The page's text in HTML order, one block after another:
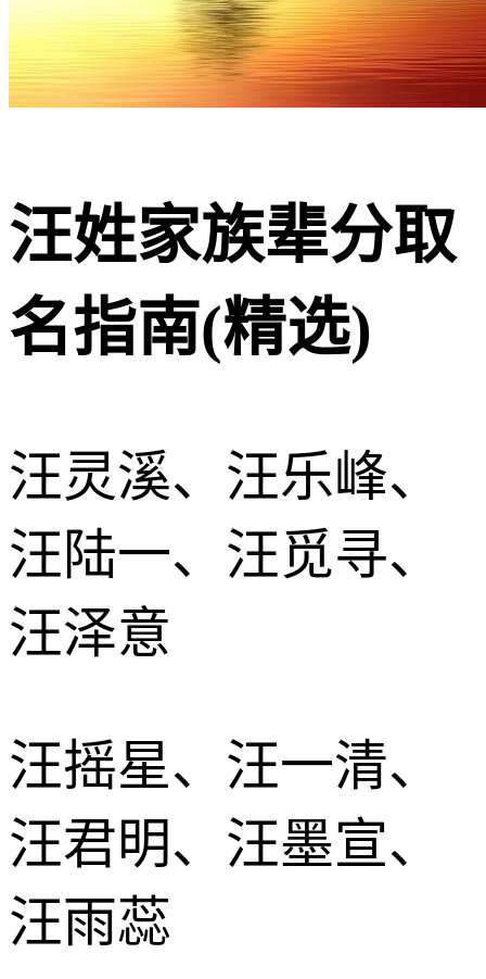
汪姓家族辈分取
名指南(精选)
汪灵溪、汪乐峰、
汪陆一、汪觅寻、
汪泽意
汪摇星、汪一清、
汪君明、汪墨宣、
汪雨蕊